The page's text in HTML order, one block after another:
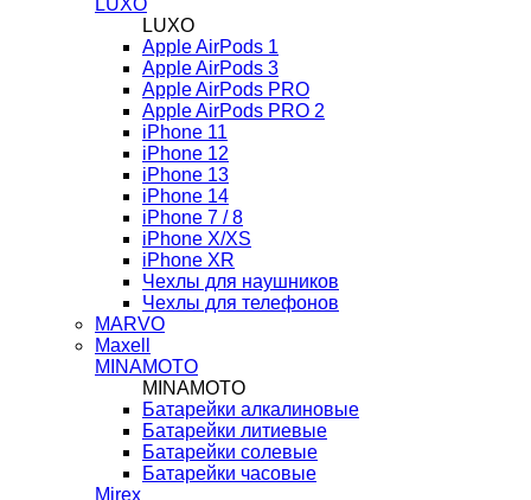
LUXO
LUXO
Apple AirPods 1
Apple AirPods 3
Apple AirPods PRO
Apple AirPods PRO 2
iPhone 11
iPhone 12
iPhone 13
iPhone 14
iPhone 7 / 8
iPhone X/XS
iPhone XR
Чехлы для наушников
Чехлы для телефонов
MARVO
Maxell
MINAMOTO
MINAMOTO
Батарейки алкалиновые
Батарейки литиевые
Батарейки солевые
Батарейки часовые
Mirex